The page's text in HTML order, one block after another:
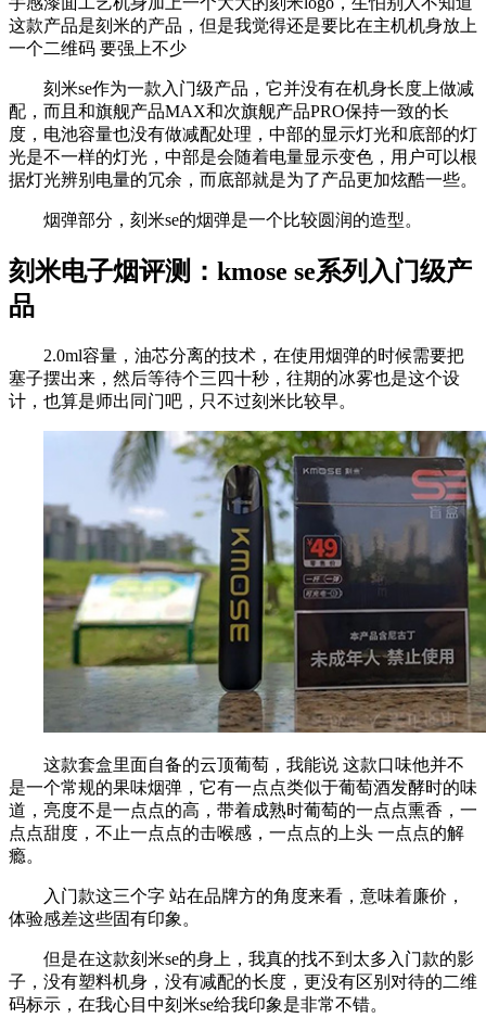
这款产品是刻米的产品，但是我觉得还是要比在主机机身放上
一个二维码 要强上不少
刻米se作为一款入门级产品，它并没有在机身长度上做减
配，而且和旗舰产品MAX和次旗舰产品PRO保持一致的长
度，电池容量也没有做减配处理，中部的显示灯光和底部的灯
光是不一样的灯光，中部是会随着电量显示变色，用户可以根
据灯光辨别电量的冗余，而底部就是为了产品更加炫酷一些。
烟弹部分，刻米se的烟弹是一个比较圆润的造型。
刻米电子烟评测：kmose se系列入门级产
品
2.0ml容量，油芯分离的技术，在使用烟弹的时候需要把
塞子摆出来，然后等待个三四十秒，往期的冰雾也是这个设
计，也算是师出同门吧，只不过刻米比较早。
这款套盒里面自备的云顶葡萄，我能说 这款口味他并不
是一个常规的果味烟弹，它有一点点类似于葡萄酒发酵时的味
道，亮度不是一点点的高，带着成熟时葡萄的一点点熏香，一
点点甜度，不止一点点的击喉感，一点点的上头 一点点的解
瘾。
入门款这三个字 站在品牌方的角度来看，意味着廉价，
体验感差这些固有印象。
但是在这款刻米se的身上，我真的找不到太多入门款的影
子，没有塑料机身，没有减配的长度，更没有区别对待的二维
码标示，在我心目中刻米se给我印象是非常不错。